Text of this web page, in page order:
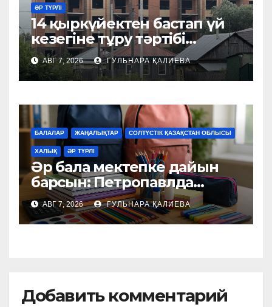
ӘР ТҮРЛІ
14 қыркүйектен бастап үй
кезегіне тұру тәртібі
өзгереді
АВГ 7, 2026 ГУЛЬНАРА ҚАЛИЕВА
БАЛАЛАР ЖАҢАЛЫҚТАР СОЛТҮСТІК ҚАЗАҚСТАН ОБЛЫСЫ
ХАЛЫҚ ӘР ТҮРЛІ
Әр бала мектепке дайын
барсын: Петропавлда
қайырымдылық акциясы
басталды
АВГ 7, 2026 ГУЛЬНАРА ҚАЛИЕВА
Добавить комментарий